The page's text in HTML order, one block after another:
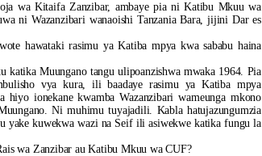
wa Kitaifa Zanzibar, ambaye pia ni Katibu Mkuu wa
ni Wazanzibari wanaoishi Tanzania Bara, jijini Dar es
hawataki rasimu ya Katiba mpya kwa sababu haina
katika Muungano tangu ulipoanzishwa mwaka 1964. Pia
vya kura, ili baadaye rasimu ya Katiba mpya
ionekane kwamba Wazanzibari wameunga mkono
Ni muhimu tuyajadili. Kabla hatujazungumzia
yake kuwekwa wazi na Seif ili asiwekwe katika fungu la
wa Zanzibar au Katibu Mkuu wa CUF?